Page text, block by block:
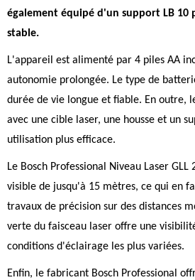
également équipé d'un support LB 10
stable.
L'appareil est alimenté par 4 piles AA
autonomie prolongée. Le type de
durée de vie longue et fiable. En outre,
avec une cible laser, une housse et un
utilisation plus efficace.
Le Bosch Professional Niveau Laser
visible de jusqu'à 15 mètres, ce qui en
travaux de précision sur des distances
verte du faisceau laser offre une
conditions d'éclairage les plus variées.
Enfin, le fabricant Bosch Professional